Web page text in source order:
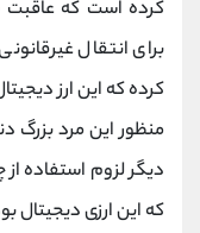
کرده است که
برای انتقال
کرده که این ارز
منظور این مرد بزرگ
دیگر لزوم استفاده
که این ارزی دیجیتال